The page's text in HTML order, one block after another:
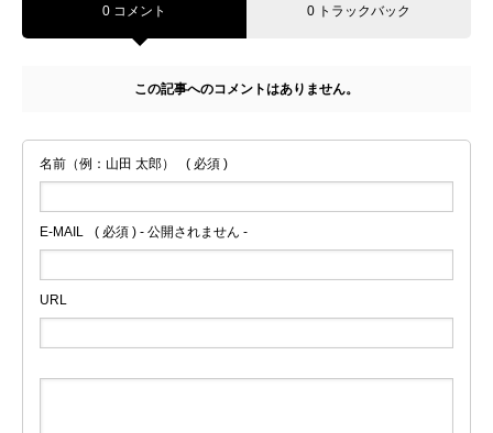
0 コメント 0 トラックバック
この記事へのコメントはありません。
名前（例：山田 太郎） ( 必須 )
E-MAIL ( 必須 ) - 公開されません -
URL